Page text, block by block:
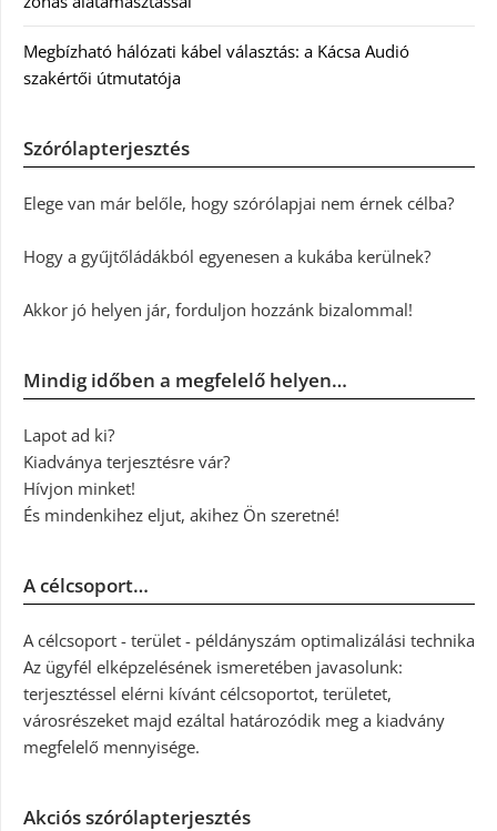
Megbízható hálózati kábel választás: a Kácsa Audió
szakértői útmutatója
Szórólapterjesztés
Elege van már belőle, hogy szórólapjai nem érnek célba?
Hogy a gyűjtőládákból egyenesen a kukába kerülnek?
Akkor jó helyen jár, forduljon hozzánk bizalommal!
Mindig időben a megfelelő helyen…
Lapot ad ki?
Kiadványa terjesztésre vár?
Hívjon minket!
És mindenkihez eljut, akihez Ön szeretné!
A célcsoport…
A célcsoport - terület - példányszám optimalizálási technika
Az ügyfél elképzelésének ismeretében javasolunk:
terjesztéssel elérni kívánt célcsoportot, területet,
városrészeket majd ezáltal határozódik meg a kiadvány
megfelelő mennyisége.
Akciós szórólapterjesztés